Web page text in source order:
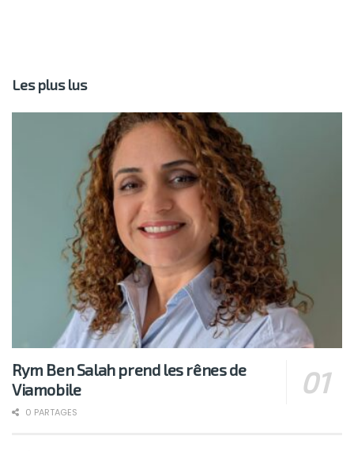
Les plus lus
Rym Ben Salah prend les rênes de
Viamobile
0 PARTAGES